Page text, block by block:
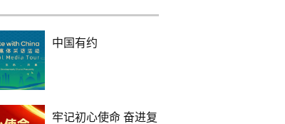
中国有约
牢记初心使命 奋进复